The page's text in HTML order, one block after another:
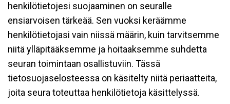
henkilötietojesi suojaaminen on seuralle
ensiarvoisen tärkeää. Sen vuoksi keräämme
henkilötietojasi vain niissä määrin, kuin tarvitsemme
niitä ylläpitääksemme ja hoitaaksemme suhdetta
seuran toimintaan osallistuviin. Tässä
tietosuojaselosteessa on käsitelty niitä periaatteita,
joita seura toteuttaa henkilötietoja käsittelyssä.